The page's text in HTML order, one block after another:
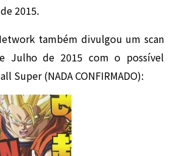
2015.
também divulgou um scan
Julho de 2015 com o possível
Super (NADA CONFIRMADO):